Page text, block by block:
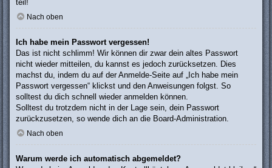
teil!
Nach oben
Ich habe mein Passwort vergessen!
Das ist nicht schlimm! Wir können dir zwar dein altes Passwort
nicht wieder mitteilen, du kannst es jedoch zurücksetzen. Dies
machst du, indem du auf der Anmelde-Seite auf „Ich habe mein
Passwort vergessen“ klickst und den Anweisungen folgst. So
solltest du dich schnell wieder anmelden können.
Solltest du trotzdem nicht in der Lage sein, dein Passwort
zurückzusetzen, so wende dich an die Board-Administration.
Nach oben
Warum werde ich automatisch abgemeldet?